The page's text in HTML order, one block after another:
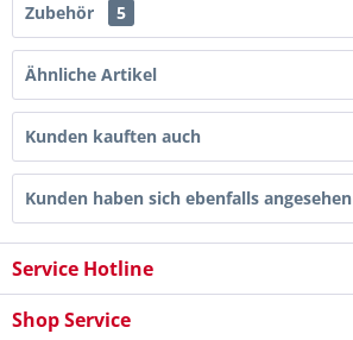
Zubehör 5
Ähnliche Artikel
Kunden kauften auch
Kunden haben sich ebenfalls angesehen
Service Hotline
Shop Service